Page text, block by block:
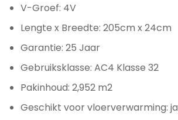
V-Groef: 4V
Lengte x Breedte: 205cm x 24cm
Garantie: 25 Jaar
Gebruiksklasse: AC4 Klasse 32
Pakinhoud: 2,952 m2
Geschikt voor vloerverwarming: ja